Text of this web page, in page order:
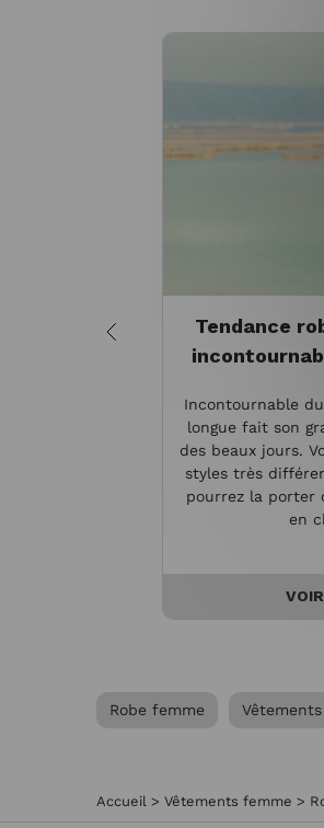
Tendance
Incontournable
longue fait son
des beaux jours.
styles très
pourrez la porter
en
Robe femme
Accueil > Vêtements femme >